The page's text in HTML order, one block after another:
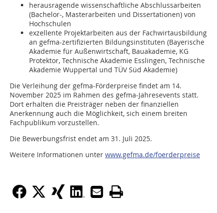
herausragende wissenschaftliche Abschlussarbeiten
(Bachelor-, Masterarbeiten und Dissertationen) von
Hochschulen
exzellente Projektarbeiten aus der Fachwirtausbildung
an gefma-zertifizierten Bildungsinstituten (Bayerische
Akademie für Außenwirtschaft, Bauakademie, KG
Protektor, Technische Akademie Esslingen, Technische
Akademie Wuppertal und TÜV Süd Akademie)
Die Verleihung der gefma-Förderpreise findet am 14.
November 2025 im Rahmen des gefma-Jahresevents statt.
Dort erhalten die Preisträger neben der finanziellen
Anerkennung auch die Möglichkeit, sich einem breiten
Fachpublikum vorzustellen.
Die Bewerbungsfrist endet am 31. Juli 2025.
Weitere Informationen unter www.gefma.de/foerderpreise